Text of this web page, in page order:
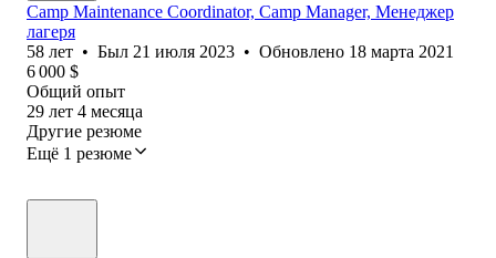
Camp Maintenance Coordinator, Camp Manager, Менеджер
лагеря
58 лет • Был 21 июля 2023 • Обновлено 18 марта 2021
6 000 $
Общий опыт
29 лет 4 месяца
Другие резюме
Ещё 1 резюме